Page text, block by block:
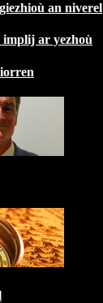
an niverel
implij ar yezhoù